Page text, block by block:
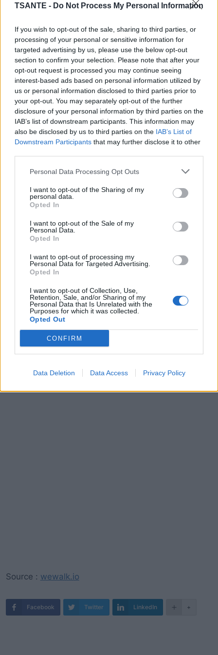
TSANTE - Do Not Process My Personal Information
If you wish to opt-out of the sale, sharing to third parties, or
processing of your personal or sensitive information for
targeted advertising by us, please use the below opt-out
section to confirm your selection. Please note that after your
opt-out request is processed you may continue seeing
interest-based ads based on personal information utilized by
us or personal information disclosed to third parties prior to
your opt-out. You may separately opt-out of the further
disclosure of your personal information by third parties on the
IAB’s list of downstream participants. This information may
also be disclosed by us to third parties on the IAB’s List of
Downstream Participants that may further disclose it to other
Personal Data Processing Opt Outs
I want to opt-out of the Sharing of my
personal data.
Opted In
I want to opt-out of the Sale of my
Personal Data.
Opted In
I want to opt-out of processing my
Personal Data for Targeted Advertising.
Opted In
I want to opt-out of Collection, Use,
Retention, Sale, and/or Sharing of my
Personal Data that Is Unrelated with the
Purposes for which it was collected.
Opted Out
CONFIRM
Data Deletion Data Access Privacy Policy
https://www.youtube.com/watch?
v=NrUsAt_2BOU WeWalk a été inventée par
l’ingénieur non-voyant Kursat Ceylan, PDG et co-
fondateur de “Young Guru Academy (YGA)”, une
font face ces personnes et il a ainsi décidé de
mettre son savoir dans un objet qui pourrait
améliorer et faciliter la vie des non-voyants.
“Aujourd’hui, nous parlons de voitures volantes, mais
qu’une simple canne. En tant que non-voyant,
lorsque je sors du métro, je ne sais pas quelle est
ma sortie. Je ne sais pas quel bus approche, quels
magasins sont autour de moi. Ce type
d’informations peut être fourni avec le
WeWalk” explique-t-il.
Source : wewalk.io
Facebook Twitter LinkedIn +